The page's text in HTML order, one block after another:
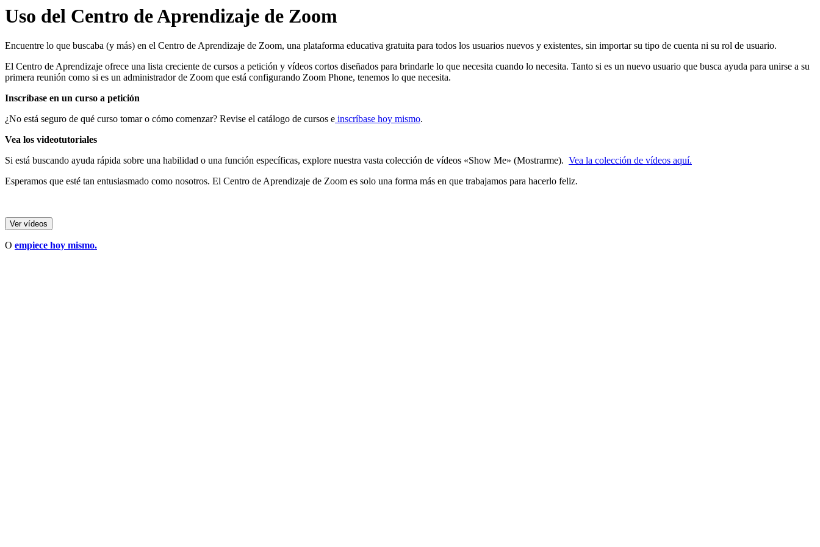
Uso del Centro de Aprendizaje de Zoom
Encuentre lo que buscaba (y más) en el Centro de Aprendizaje de Zoom, una plataforma educativa gratuita para todos los usuarios nuevos y existentes, sin importar su tipo de cuenta ni su rol de usuario.
El Centro de Aprendizaje ofrece una lista creciente de cursos a petición y vídeos cortos diseñados para brindarle lo que necesita cuando lo necesita. Tanto si es un nuevo usuario que busca ayuda para unirse a su
primera reunión como si es un administrador de Zoom que está configurando Zoom Phone, tenemos lo que necesita.
Inscríbase en un curso a petición
¿No está seguro de qué curso tomar o cómo comenzar? Revise el catálogo de cursos e inscríbase hoy mismo.
Vea los videotutoriales
Si está buscando ayuda rápida sobre una habilidad o una función específicas, explore nuestra vasta colección de vídeos «Show Me» (Mostrarme). Vea la colección de vídeos aquí.
Esperamos que esté tan entusiasmado como nosotros. El Centro de Aprendizaje de Zoom es solo una forma más en que trabajamos para hacerlo feliz.
Ver vídeos
O empiece hoy mismo.